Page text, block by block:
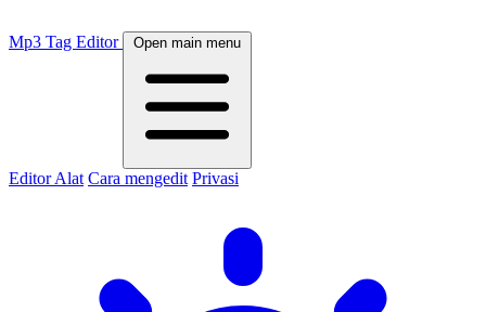
Mp3 Tag Editor Open main menu
EditorAlat Cara mengedit Privasi